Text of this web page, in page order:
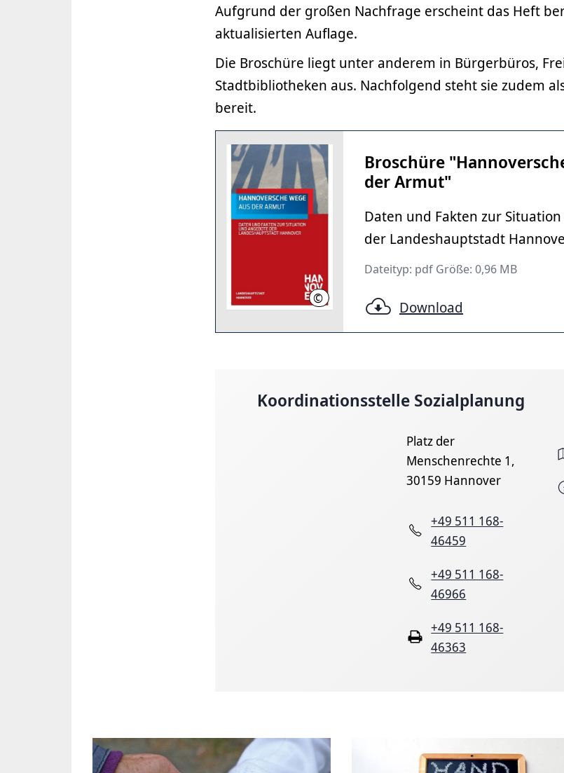
Aufgrund der großen Nachfrage erscheint das Heft
aktualisierten Auflage.
Die Broschüre liegt unter anderem in Bürgerbüros,
Stadtbibliotheken aus. Nachfolgend steht sie zudem
bereit.
© LHH
Broschüre
der Armut"
Daten und Fakten zur
der Landeshauptstadt
Dateityp: pdf Größe: 0,96 MB
Download
Koordinationsstelle Sozialplanung
Platz der
Menschenrechte 1,
30159 Hannover
+49 511 168-
46459
+49 511 168-
46966
+49 511 168-
46363